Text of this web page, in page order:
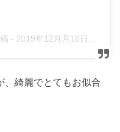
- 2019年12月月16日午後9時38分PST
、綺麗でとてもお似合